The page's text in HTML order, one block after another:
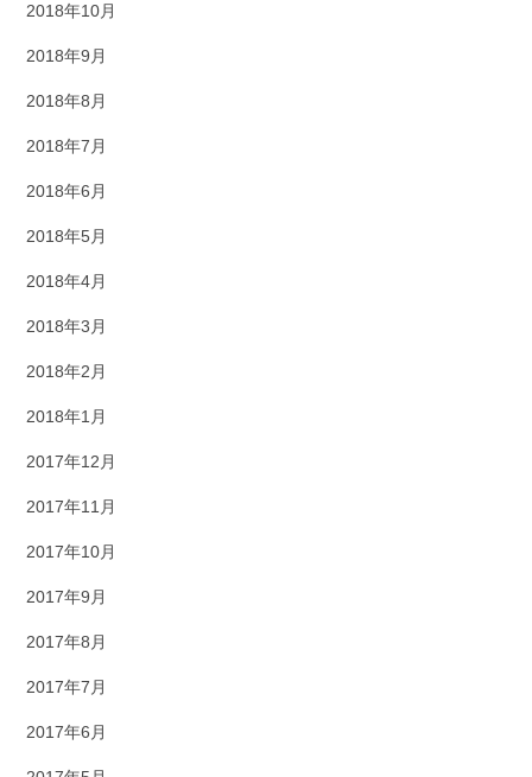
2018年10月
2018年9月
2018年8月
2018年7月
2018年6月
2018年5月
2018年4月
2018年3月
2018年2月
2018年1月
2017年12月
2017年11月
2017年10月
2017年9月
2017年8月
2017年7月
2017年6月